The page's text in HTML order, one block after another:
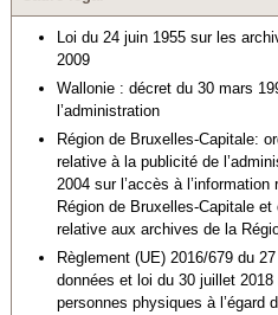
Loi du 24 juin 1955 sur les
2009
Wallonie : décret du 30 mars
l’administration
Région de Bruxelles-Capitale:
relative à la publicité de
2004 sur l’accès à
Région de Bruxelles-Capitale
relative aux archives de la
Règlement (UE) 2016/679 du
données et loi du 30 juillet
personnes physiques à l’égard